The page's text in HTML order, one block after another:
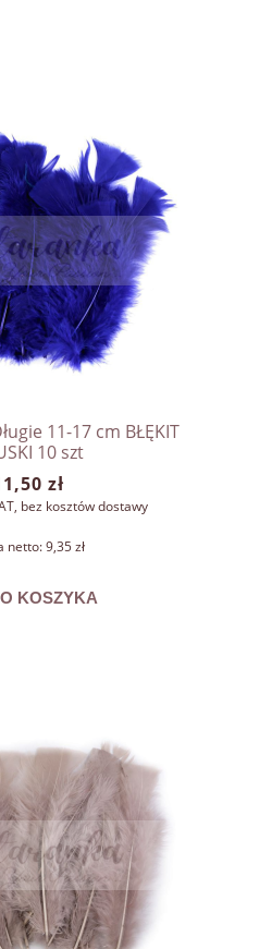
11-17 cm BŁĘKIT
10 szt
zł
bez kosztów dostawy
netto:9,35 zł
KOSZYKA